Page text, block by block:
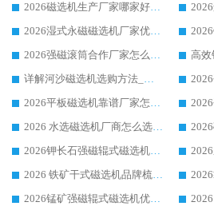
2026磁选机生产厂家哪家好?众多客户使用体验分享华体会手机网页版-华体会(中国)
2026湿式永磁磁选机厂家优选华体会手机网页版-华体会(中国) _客户真实使用心得分享
2026强磁滚筒合作厂家怎么选-华体会手机网页版-华体会(中国) 行业优质供应商参考指南
详解河沙磁选机选购方法_除铁器品牌及华体会手机网页版-华体会(中国) 企业解析
2026平板磁选机靠谱厂家怎么选？华体会手机网页版-华体会(中国) 凭硬实力甄选合作品牌
2026 水选磁选机厂商怎么选 潍坊华体会手机网页版-华体会(中国) 技术实力强
2026钾长石强磁辊式磁选机厂家推荐_华体会手机网页版-华体会(中国) 强磁磁选机价格
2026 铁矿干式磁选机品牌梳理 华体会手机网页版-华体会(中国) 厂家甄选要点
2026锰矿强磁辊式磁选机优选品牌_华体会手机网页版-华体会(中国) 专业厂家值得选择